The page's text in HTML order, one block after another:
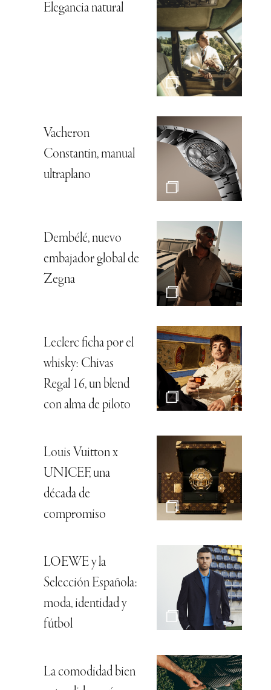
Elegancia natural
Vacheron
Constantin, manual
ultraplano
Dembélé, nuevo
embajador global de
Zegna
Leclerc ficha por el
whisky: Chivas
Regal 16, un blend
con alma de piloto
Louis Vuitton x
UNICEF, una
década de
compromiso
LOEWE y la
Selección Española:
moda, identidad y
fútbol
La comodidad bien